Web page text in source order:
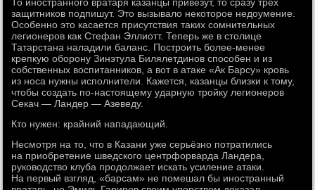
защитников подпишут. Это вызывало некоторое недоумение.
Особенно это касается присутствия таких сомнительных
легионеров как Стефан Эллиотт. Теперь же в столице
Татарстана наладили баланс. Построить более-менее
крепкую оборону Зинэтула Билялетдинов способен и из
собственных воспитанников, а вот в атаке «Ак Барсу» кровь
из носа нужны исполнители. Кажется, казанцы близки к тому,
чтобы создать по-настоящему ударную тройку легионеров
Секач — Ландер — Азеведу.
Кто нужен: крайний нападающий.
Несмотря на то, что в Казани уже серьёзно потратились
на приобретение шведского центрфорварда Ландера,
руководство клуба продолжает искать усиление атаки.
На первый взгляд, «барсам» не помешал бы иностранный